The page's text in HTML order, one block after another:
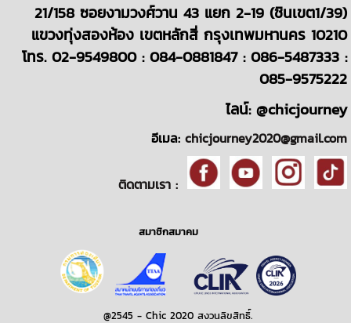
21/158 ซอยงามวงศ์วาน 43 แยก 2-19 (ชินเขต1/39)
แขวงทุ่งสองห้อง เขตหลักสี่ กรุงเทพมหานคร 10210
โทร. 02-9549800 : 084-0881847 : 086-5487333 :
085-9575222
ไลน์: @chicjourney
อีเมล: chicjourney2020@gmail.com
ติดตามเรา :
สมาชิกสมาคม
@2545 - Chic 2020 สงวนลิขสิทธิ์.